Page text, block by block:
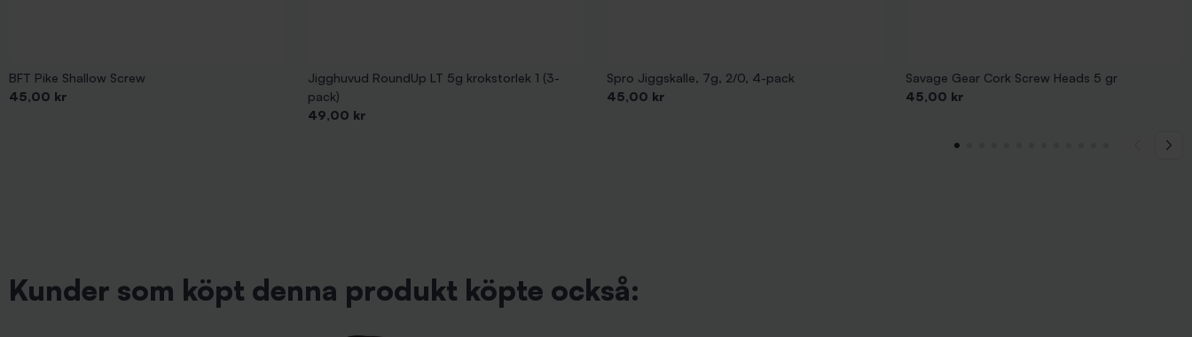
BFT Pike Shallow Screw
Pris
45,00 kr
Jigghuvud RoundUp LT 5g krokstorlek 1 (3-
pack)
Pris
49,00 kr
Spro Jiggskalle, 7g, 2/0, 4-pack
Pris
45,00 kr
Savage Gear Cork Screw Heads 5 gr
Pris
45,00 kr
Kunder som köpt denna produkt köpte också: